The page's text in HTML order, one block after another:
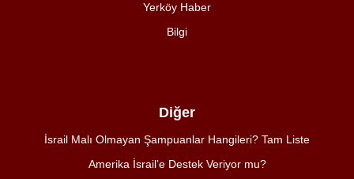
Yerköy Haber
Bilgi
Diğer
İsrail Malı Olmayan Şampuanlar Hangileri? Tam Liste
Amerika İsrail’e Destek Veriyor mu?